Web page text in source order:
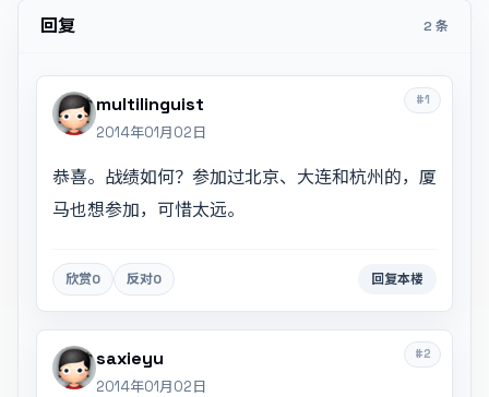
回复 2 条
#1
multilinguist
2014年01月02日
恭喜。战绩如何？参加过北京、大连和杭州的，厦
马也想参加，可惜太远。
欣赏0 反对0 回复本楼
#2
saxieyu
2014年01月02日